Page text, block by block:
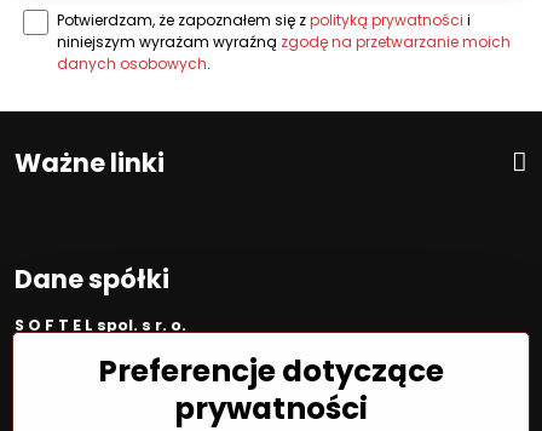
Potwierdzam, że zapoznałem się zpolityką prywatności i
niniejszym wyrażam wyraźną zgodę na przetwarzanie moich
danych osobowych.
Ważne linki
Dane spółki
S O F T E L spol. s r. o.
2020450333
Spółka jest zarejestrowana w OR OS Žilina, sekcja Sro, proszę
Preferencje dotyczące
prywatności